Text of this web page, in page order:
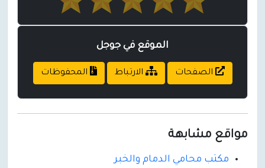
الموقع في جوجل
الصفحات الارتباط المحفوظات
مواقع مشابهة
مكتب محامي الدمام والخبر